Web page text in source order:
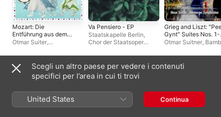
Mozart: Die
Entführung aus dem
Serail (2022
Version)
Otmar Suiter,
Chor der Staatsoperette
Dresden
Va Pensiero - EP
Staatskapelle Berlin,
Chor der Staatsoper
Suitner
Grieg and Liszt:
Gynt" Suites Nos. 1-
Orpheus, S. 98 &
Otmar Suitner,
Album live
Scegli un altro paese per vedere i contenuti
specifici per l’area in cui ti trovi
United States Continua